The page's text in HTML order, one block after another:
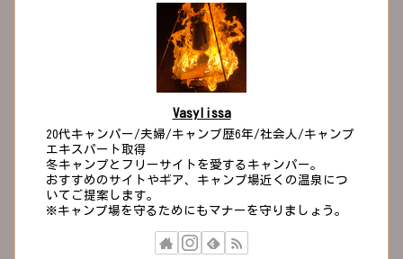
Vasylissa
20代キャンパー/夫婦/キャンプ歴6年/社会人/キャンプ
エキスパート取得
冬キャンプとフリーサイトを愛するキャンパー。
おすすめのサイトやギア、キャンプ場近くの温泉につ
いてご提案します。
※キャンプ場を守るためにもマナーを守りましょう。